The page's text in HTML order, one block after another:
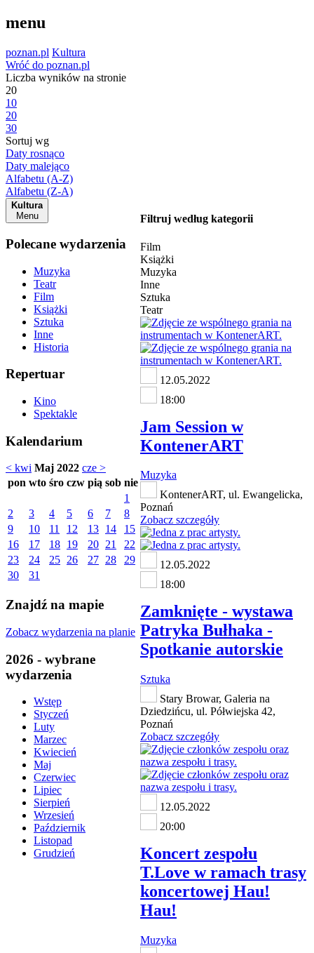
menu
poznan.pl Kultura
Wróć do poznan.pl
Liczba wyników na stronie
20
10
20
30
Sortuj wg
Daty rosnąco
Daty malejąco
Alfabetu (A-Z)
Alfabetu (Z-A)
Kultura
Menu
Polecane wydarzenia
Muzyka
Teatr
Film
Książki
Sztuka
Inne
Historia
Repertuar
Kino
Spektakle
Kalendarium
< kwi Maj 2022 cze >
pon wto śro czw pią sob nie
1
2
3 4 5 6 7
8
9
10 11 12 13 14
15
16
17 18 19 20 21
22
23
24 25 26 27 28
29
30
31
Znajdź na mapie
Zobacz wydarzenia na planie
2026 - wybrane
wydarzenia
Wstęp
Styczeń
Luty
Marzec
Kwiecień
Maj
Czerwiec
Lipiec
Sierpień
Wrzesień
Październik
Listopad
Grudzień
Filtruj według kategorii
Film
Książki
Muzyka
Inne
Sztuka
Teatr
12.05.2022
18:00
Jam Session w
KontenerART
Muzyka
KontenerART, ul. Ewangelicka,
Poznań
Zobacz szczegóły
12.05.2022
18:00
Zamknięte - wystawa
Patryka Bułhaka -
Spotkanie autorskie
Sztuka
Stary Browar, Galeria na
Dziedzińcu, ul. Półwiejska 42,
Poznań
Zobacz szczegóły
12.05.2022
20:00
Koncert zespołu
T.Love w ramach trasy
koncertowej Hau!
Hau!
Muzyka